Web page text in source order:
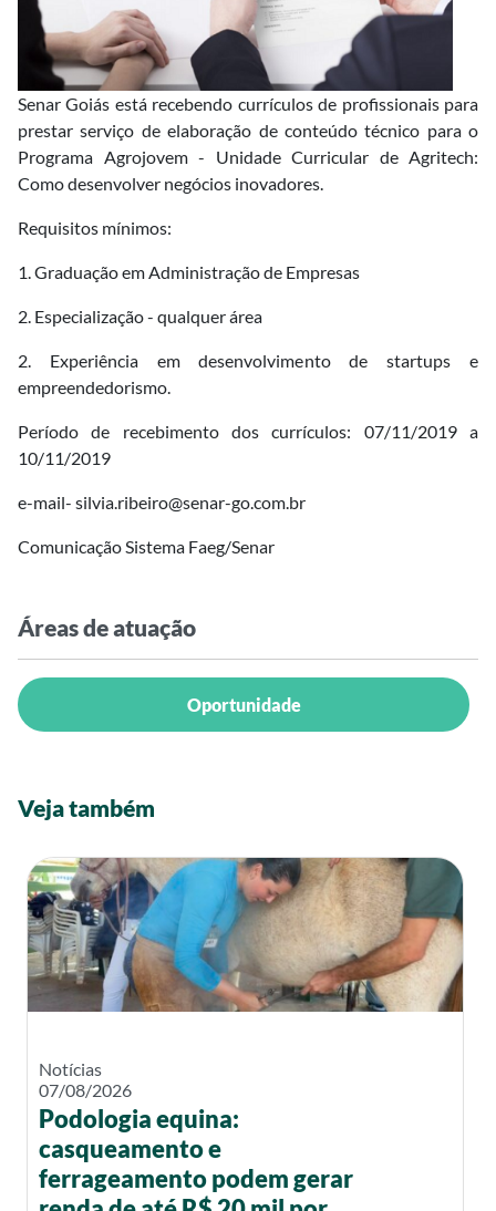
Senar Goiás está recebendo currículos de profissionais para
prestar serviço de elaboração de conteúdo técnico para o
Programa Agrojovem - Unidade Curricular de Agritech:
Como desenvolver negócios inovadores.
Requisitos mínimos:
1. Graduação em Administração de Empresas
2. Especialização - qualquer área
2. Experiência em desenvolvimento de startups e
empreendedorismo.
Período de recebimento dos currículos: 07/11/2019 a
10/11/2019
e-mail- silvia.ribeiro@senar-go.com.br
Comunicação Sistema Faeg/Senar
Áreas de atuação
Oportunidade
Veja também
Notícias
07/08/2026
Podologia equina:
casqueamento e
ferrageamento podem gerar